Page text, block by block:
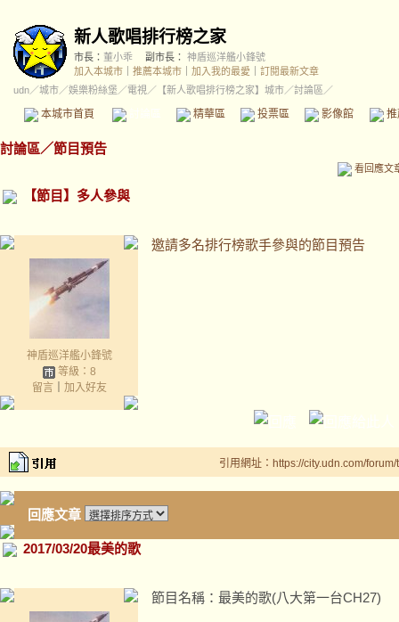
新人歌唱排行榜之家
市長： 董小乖 副市長： 神盾巡洋艦小鋒號
加入本城市
推薦本城市 加入我的最愛
訂閱最新文章
udn／城市／娛樂粉絲堡 ／電視 ／ 【新人歌唱排行榜之家】城市／討論區／
本城市首頁 精華區 投票區 影像館
討論區／節目預告
看回應文
【節目】多人參與
神盾巡洋艦小鋒號
等級：8
留言｜ 加入好友
邀請多名排行榜歌手參與的節目預告
引用網址：https://city.udn.com/
回應文章
2017/03/20最美的歌
節目名稱：最美的歌(八大第一台CH27)